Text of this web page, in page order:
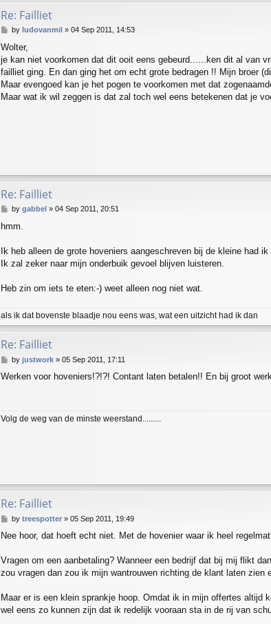
Re: Failliet
P
s
by ludovanmil » 04 Sep 2011, 14:53
Wolter,
je kan niet voorkomen dat dit ooit eens gebeurd......ken dit al van
failliet ging. En dan ging het om echt grote bedragen !! Mijn broer
Maar evengoed kan je het pogen te voorkomen met dat
Maar wat ik wil zeggen is dat zal toch wel eens betekenen dat je
Re: Failliet
P
s
by gabbel » 04 Sep 2011, 20:51
hmm.
Ik heb alleen de grote hoveniers aangeschreven bij de kleine had ik
Ik zal zeker naar mijn onderbuik gevoel blijven luisteren.
Heb zin om iets te eten:-) weet alleen nog niet wat.
als ik dat bovenste blaadje nou eens was, wat een uitzicht had ik dan
Re: Failliet
P
s
by justwork» 05 Sep 2011, 17:11
Werken voor hoveniers!?!?! Contant laten betalen!! En bij groot
Volg de weg van de minste weerstand.........
Re: Failliet
P
s
by treespotter» 05 Sep 2011, 19:49
Nee hoor, dat hoeft echt niet. Met de hovenier waar ik heel
Vragen om een aanbetaling? Wanneer een bedrijf dat bij mij flikt
zou vragen dan zou ik mijn wantrouwen richting de klant laten
Maar er is een klein sprankje hoop. Omdat ik in mijn offertes altijd
wel eens zo kunnen zijn dat ik redelijk vooraan sta in de rij van